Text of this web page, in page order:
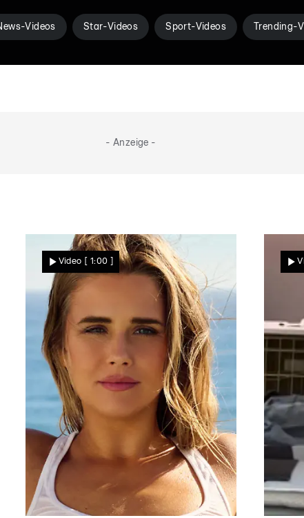
Videos Star-Videos Sport-Videos Trending-
- Anzeige -
Video [ 1:00 ]